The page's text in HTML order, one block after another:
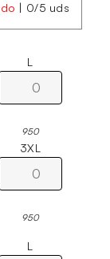
| 0/5 uds
L
950
3XL
950
L